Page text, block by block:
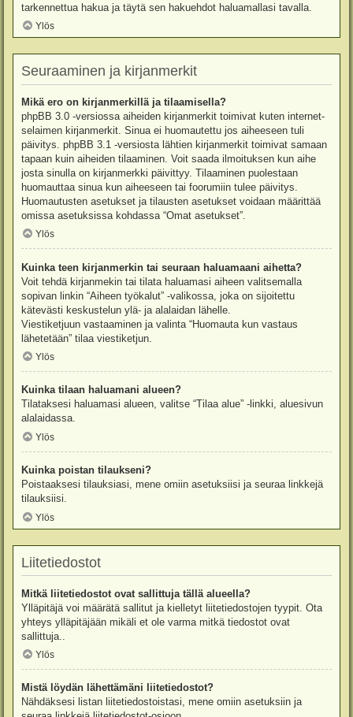
tarkennettua hakua ja täytä sen hakuehdot haluamallasi tavalla.
Ylös
Seuraaminen ja kirjanmerkit
Mikä ero on kirjanmerkillä ja tilaamisella?
phpBB 3.0 -versiossa aiheiden kirjanmerkit toimivat kuten internet-
selaimen kirjanmerkit. Sinua ei huomautettu jos aiheeseen tuli
päivitys. phpBB 3.1 -versiosta lähtien kirjanmerkit toimivat samaan
tapaan kuin aiheiden tilaaminen. Voit saada ilmoituksen kun aihe
josta sinulla on kirjanmerkki päivittyy. Tilaaminen puolestaan
huomauttaa sinua kun aiheeseen tai foorumiin tulee päivitys.
Huomautusten asetukset ja tilausten asetukset voidaan määrittää
omissa asetuksissa kohdassa “Omat asetukset”.
Ylös
Kuinka teen kirjanmerkin tai seuraan haluamaani aihetta?
Voit tehdä kirjanmekin tai tilata haluamasi aiheen valitsemalla
sopivan linkin “Aiheen työkalut” -valikossa, joka on sijoitettu
kätevästi keskustelun ylä- ja alalaidan lähelle.
Viestiketjuun vastaaminen ja valinta “Huomauta kun vastaus
lähetetään” tilaa viestiketjun.
Ylös
Kuinka tilaan haluamani alueen?
Tilataksesi haluamasi alueen, valitse “Tilaa alue” -linkki, aluesivun
alalaidassa.
Ylös
Kuinka poistan tilaukseni?
Poistaaksesi tilauksiasi, mene omiin asetuksiisi ja seuraa linkkejä
tilauksiisi.
Ylös
Liitetiedostot
Mitkä liitetiedostot ovat sallittuja tällä alueella?
Ylläpitäjä voi määrätä sallitut ja kielletyt liitetiedostojen tyypit. Ota
yhteys ylläpitäjään mikäli et ole varma mitkä tiedostot ovat
sallittuja..
Ylös
Mistä löydän lähettämäni liitetiedostot?
Nähdäksesi listan liitetiedostoistasi, mene omiin asetuksiin ja